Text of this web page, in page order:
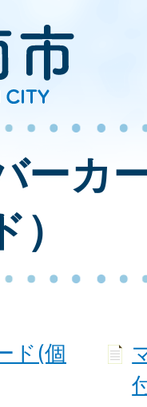
ーカ
ド(個